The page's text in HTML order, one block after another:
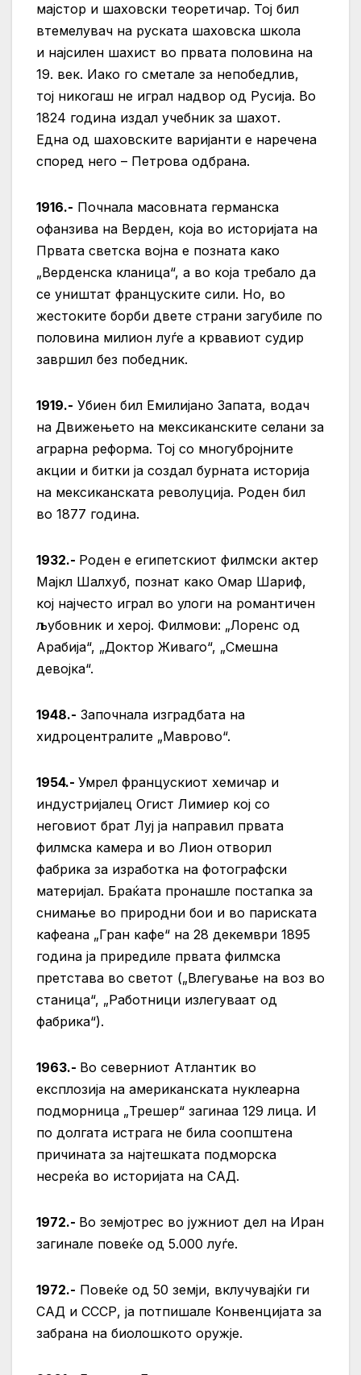
мајстор и шаховски теоретичар. Тој бил
втемелувач на руската шаховска школа
и најсилен шахист во првата половина на
19. век. Иако го сметале за непобедлив,
тој никогаш не играл надвор од Русија. Во
1824 година издал учебник за шахот.
Една од шаховските варијанти е наречена
според него – Петрова одбрана.
1916.- Почнала масовната германска
офанзива на Верден, која во историјата на
Првата светска војна е позната како
„Верденска кланица“, а во која требало да
се уништат француските сили. Но, во
жестоките борби двете страни загубиле по
половина милион луѓе а крвавиот судир
завршил без победник.
1919.- Убиен бил Емилијано Запата, водач
на Движењето на мексиканските селани за
аграрна реформа. Тој со многубројните
акции и битки ја создал бурната историја
на мексиканската револуција. Роден бил
во 1877 година.
1932.- Роден е египетскиот филмски актер
Мајкл Шалхуб, познат како Омар Шариф,
кој најчесто играл во улоги на романтичен
љубовник и херој. Филмови: „Лоренс од
Арабија“, „Доктор Живаго“, „Смешна
девојка“.
1948.- Започнала изградбата на
хидроцентралите „Маврово“.
1954.- Умрел францускиот хемичар и
индустријалец Огист Лимиер кој со
неговиот брат Луј ја направил првата
филмска камера и во Лион отворил
фабрика за изработка на фотографски
материјал. Браќата пронашле постапка за
снимање во природни бои и во париската
кафеана „Гран кафе“ на 28 декември 1895
година ја приредиле првата филмска
претстава во светот („Влегување на воз во
станица“, „Работници излегуваат од
фабрика“).
1963.- Во северниот Атлантик во
експлозија на американската нуклеарна
подморница „Трешер“ загинаа 129 лица. И
по долгата истрага не била соопштена
причината за најтешката подморска
несреќа во историјата на САД.
1972.- Во земјотрес во јужниот дел на Иран
загинале повеќе од 5.000 луѓе.
1972.- Повеќе од 50 земји, вклучувајќи ги
САД и СССР, ја потпишале Конвенцијата за
забрана на биолошкото оружје.